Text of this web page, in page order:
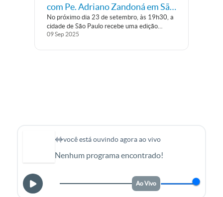
com Pe. Adriano Zandoná em São
Paulo
No próximo dia 23 de setembro, às 19h30, a
cidade de São Paulo recebe uma edição
especial do Programa Pra Ser Feliz,
09Sep 2025
você está ouvindo agora ao vivo
Nenhum programa encontrado!
Ao Vivo